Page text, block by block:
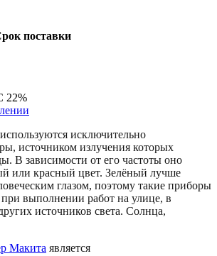
поставки
22%
исключительно
источником излучения которых
В зависимости от его частоты оно
или красный цвет. Зелёный лучше
глазом, поэтому такие приборы
выполнении работ на улице, в
источников света. Солнца,
Макита является